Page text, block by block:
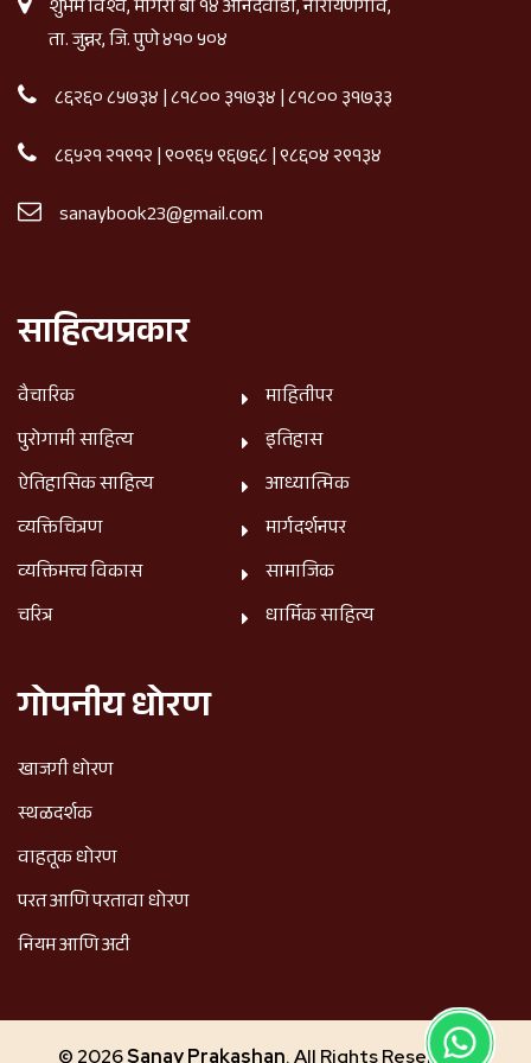
शुभम विश्व, मोगरा बी १४ आनंदवाडी, नारायणगाव,
ता. जुन्नर, जि. पुणे ४१० ५०४
८६२६० ८५७३४|८१८०० ३१७३४|८१८०० ३१७३३
८६५२१ २१९१२|९०९६५ ९६७६८|९८६०४ २९१३४
sanaybook23@gmail.com
साहित्यप्रकार
वैचारिक
पुरोगामी साहित्य
ऐतिहासिक साहित्य
व्यक्तिचित्रण
व्यक्तिमत्त्व विकास
चरित्र
माहितीपर
इतिहास
आध्यात्मिक
मार्गदर्शनपर
सामाजिक
धार्मिक साहित्य
गोपनीय धोरण
खाजगी धोरण
स्थळदर्शक
वाहतूक धोरण
परत आणि परतावा धोरण
नियम आणि अटी
© 2026Sanay Prakashan. All Rights Reserved.